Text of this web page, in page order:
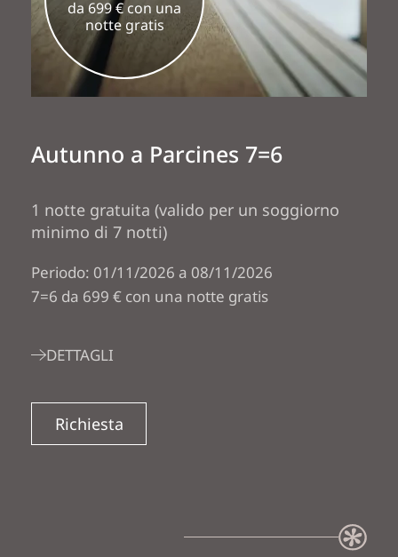
Autunno a Parcines 7=6
1 notte gratuita (valido per un soggiorno
minimo di 7 notti)
Periodo: 01/11/2026 a 08/11/2026
7=6 da 699 € con una notte gratis
DETTAGLI
Richiesta
da 699 € con una
notte gratis